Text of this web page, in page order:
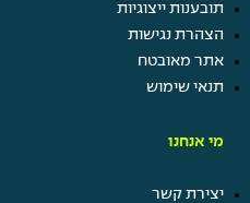
תובענות ייצוגיות
הצהרת נגישות
אתר מאובטח
תנאי שימוש
מי אנחנו
יצירת קשר